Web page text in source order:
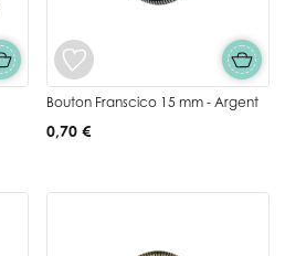
Bouton Franscico 15 mm - Argent
0,70 €